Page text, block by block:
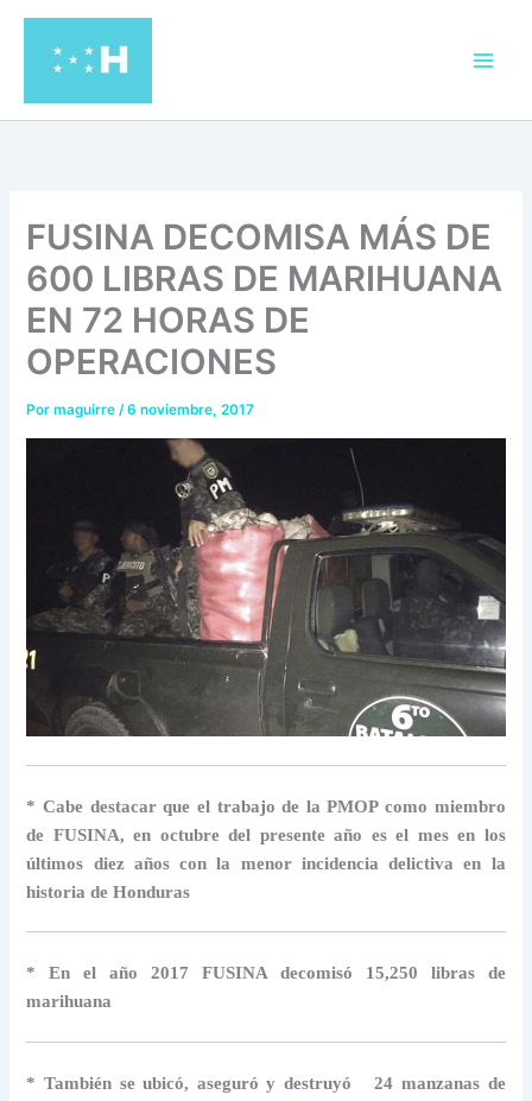
contenido
FUSINA DECOMISA MÁS DE
600 LIBRAS DE MARIHUANA
EN 72 HORAS DE
OPERACIONES
Pormaguirre/6 noviembre, 2017
* Cabe destacar que el trabajo de la PMOP como miembro
de FUSINA, en octubre del presente año es el mes en los
últimos diez años con la menor incidencia delictiva en la
historia de Honduras
* En el año 2017 FUSINA decomisó 15,250 libras de
marihuana
* También se ubicó, aseguró y destruyó 24 manzanas de